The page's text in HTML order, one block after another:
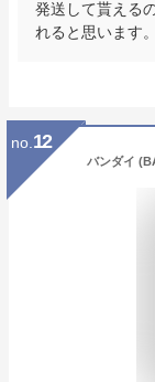
発送して貰える
れると思います。
no. 12
バンダイ